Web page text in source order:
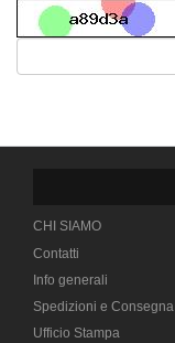
CHI SIAMO
Contatti
Info generali
Spedizioni e Consegna
Ufficio Stampa